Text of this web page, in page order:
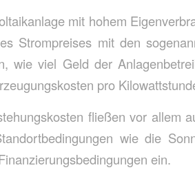
mit hohem
Strompreises mit den
wie viel Geld der
pro
fließen vor allem
wie die
ein.